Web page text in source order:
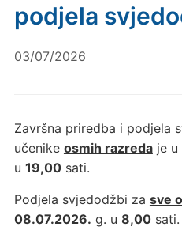
podjela
03/07/2026
Završna priredba i podjela
učenike osmih razredaje u
u 19,00sati.
Podjela svjedodžbi za sve
08.07.2026. g. u 8,00sati.